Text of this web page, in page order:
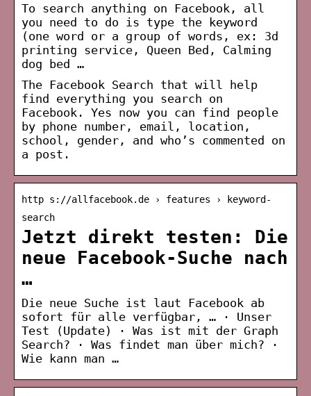
To search anything on Facebook, all
you need to do is type the keyword
(one word or a group of words, ex: 3d
printing service, Queen Bed, Calming
dog bed …
The Facebook Search that will help
find everything you search on
Facebook. Yes now you can find people
by phone number, email, location,
school, gender, and who’s commented on
a post.
http s://allfacebook.de › features › keyword-
search
Jetzt direkt testen: Die
neue Facebook-Suche nach
…
Die neue Suche ist laut Facebook ab
sofort für alle verfügbar, … · Unser
Test (Update) · Was ist mit der Graph
Search? · Was findet man über mich? ·
Wie kann man …